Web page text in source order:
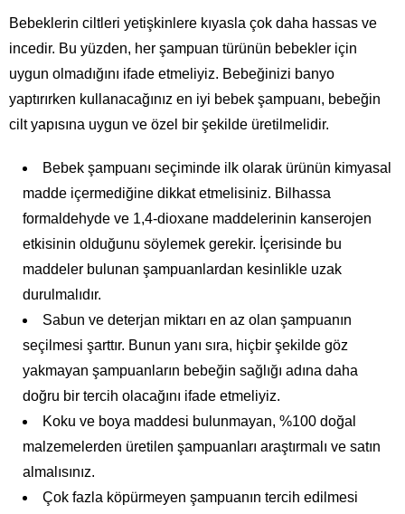
Bebeklerin ciltleri yetişkinlere kıyasla çok daha hassas ve
incedir. Bu yüzden, her şampuan türünün bebekler için
uygun olmadığını ifade etmeliyiz. Bebeğinizi banyo
yaptırırken kullanacağınız en iyi bebek şampuanı, bebeğin
cilt yapısına uygun ve özel bir şekilde üretilmelidir.
Bebek şampuanı seçiminde ilk olarak ürünün kimyasal
madde içermediğine dikkat etmelisiniz. Bilhassa
formaldehyde ve 1,4-dioxane maddelerinin kanserojen
etkisinin olduğunu söylemek gerekir. İçerisinde bu
maddeler bulunan şampuanlardan kesinlikle uzak
durulmalıdır.
Sabun ve deterjan miktarı en az olan şampuanın
seçilmesi şarttır. Bunun yanı sıra, hiçbir şekilde göz
yakmayan şampuanların bebeğin sağlığı adına daha
doğru bir tercih olacağını ifade etmeliyiz.
Koku ve boya maddesi bulunmayan, %100 doğal
malzemelerden üretilen şampuanları araştırmalı ve satın
almalısınız.
Çok fazla köpürmeyen şampuanın tercih edilmesi